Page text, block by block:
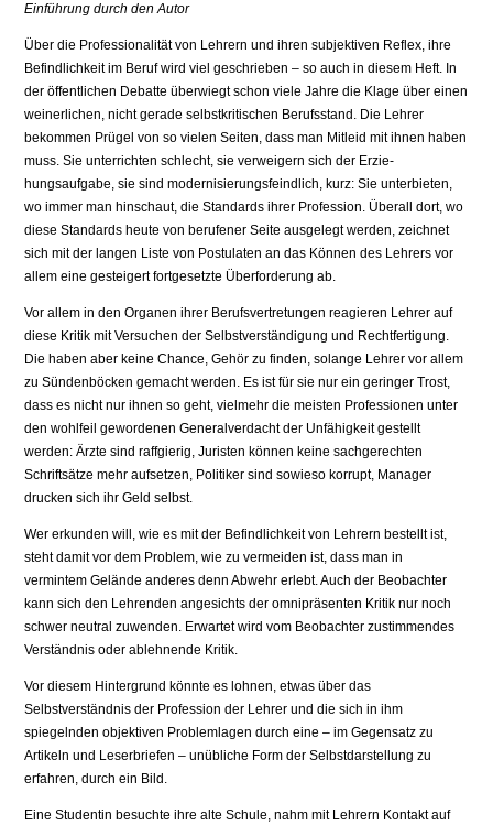
Einführung durch den Autor
Über die Professionalität von Lehrern und ihren subjektiven Reflex, ihre
Befindlichkeit im Beruf wird viel geschrieben – so auch in diesem Heft. In
der öffentlichen Debatte überwiegt schon viele Jahre die Klage über einen
weinerlichen, nicht gerade selbstkritischen Berufsstand. Die Lehrer
bekommen Prügel von so vielen Seiten, dass man Mitleid mit ihnen haben
muss. Sie unterrichten schlecht, sie verweigern sich der Erzie­
hungsaufgabe, sie sind modernisierungsfeindlich, kurz: Sie unterbieten,
wo immer man hinschaut, die Standards ihrer Profession. Überall dort, wo
diese Standards heute von berufener Seite ausgelegt werden, zeichnet
sich mit der langen Liste von Postulaten an das Können des Lehrers vor
allem eine gesteigert fortgesetzte Überforderung ab.
Vor allem in den Organen ihrer Berufsvertretungen reagieren Lehrer auf
diese Kritik mit Versuchen der Selbstverständigung und Rechtfertigung.
Die haben aber keine Chance, Gehör zu finden, solange Lehrer vor allem
zu Sündenböcken gemacht werden. Es ist für sie nur ein geringer Trost,
dass es nicht nur ihnen so geht, vielmehr die meisten Professionen unter
den wohlfeil gewordenen Generalverdacht der Unfähigkeit gestellt
werden: Ärzte sind raffgierig, Juristen können keine sachgerechten
Schriftsätze mehr aufsetzen, Politiker sind sowieso korrupt, Manager
drucken sich ihr Geld selbst.
Wer erkunden will, wie es mit der Befindlichkeit von Lehrern bestellt ist,
steht damit vor dem Problem, wie zu vermeiden ist, dass man in
vermintem Gelände anderes denn Abwehr erlebt. Auch der Beobachter
kann sich den Lehrenden angesichts der omnipräsenten Kritik nur noch
schwer neutral zuwenden. Erwartet wird vom Beobachter zustimmendes
Verständnis oder ablehnende Kritik.
Vor diesem Hintergrund könnte es lohnen, etwas über das
Selbstverständnis der Profession der Lehrer und die sich in ihm
spiegelnden objektiven Problemlagen durch eine – im Gegensatz zu
Artikeln und Leserbriefen – unübliche Form der Selbstdarstellung zu
erfahren, durch ein Bild.
Eine Studentin besuchte ihre alte Schule, nahm mit Lehrern Kontakt auf